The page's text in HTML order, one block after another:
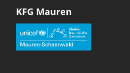
KFG Mauren